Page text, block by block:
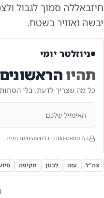
חיזבאללה סמוך לגבול
יבשה ואוויר בשטח.
ניוזלטר יומי
תהיו
כל מה שצריך לדעת. בלי
בלי ספאם הסרה בלחיצה חינם תמיד
צה"ל עזה לבנון תקיפה